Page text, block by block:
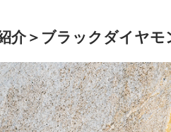
介＞ブラックダイヤ